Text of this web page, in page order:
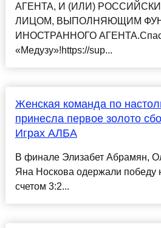
АГЕНТА, И (ИЛИ)
ЛИЦОМ, ВЫПОЛНЯЮЩИМ
ИНОСТРАННОГО
«Медузу»!https://sup...
Женская команда по
принесла первое золото
Играх АЛБА
В финале Элизабет Абрамян,
Яна Носкова одержали победу
счетом 3:2...